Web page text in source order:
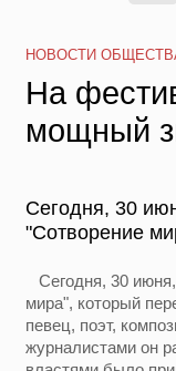
НОВОСТИ
На
мощный
Сегодня, 30
"Сотворение
Сегодня, 30
мира", который
певец, поэт,
журналистами он